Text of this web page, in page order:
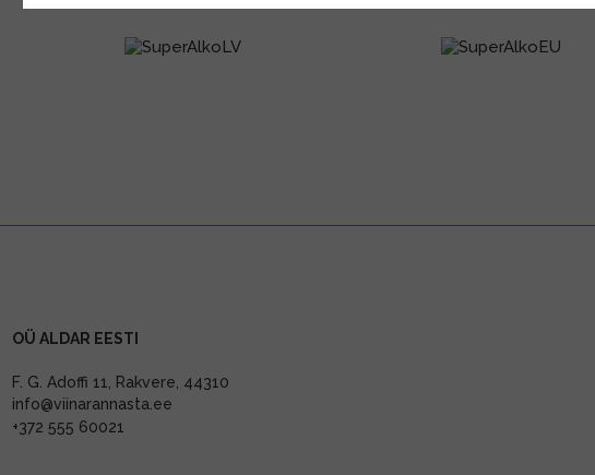
OÜ ALDAR EESTI
F. G. Adoffi 11, Rakvere, 44310
info@viinarannasta.ee
+372 555 60021